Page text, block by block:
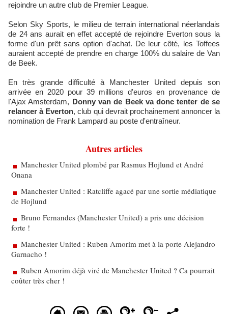
rejoindre un autre club de Premier League.
Selon Sky Sports, le milieu de terrain international néerlandais
de 24 ans aurait en effet accepté de rejoindre Everton sous la
forme d'un prêt sans option d'achat. De leur côté, les Toffees
auraient accepté de prendre en charge 100% du salaire de Van
de Beek.
En très grande difficulté à Manchester United depuis son
arrivée en 2020 pour 39 millions d'euros en provenance de
l'Ajax Amsterdam, Donny van de Beek va donc tenter de se
relancer à Everton, club qui devrait prochainement annoncer la
nomination de Frank Lampard au poste d'entraîneur.
Autres articles
Manchester United plombé par Rasmus Hojlund et André
Onana
Manchester United : Ratcliffe agacé par une sortie médiatique
de Hojlund
Bruno Fernandes (Manchester United) a pris une décision
forte !
Manchester United : Ruben Amorim met à la porte Alejandro
Garnacho !
Ruben Amorim déjà viré de Manchester United ? Ca pourrait
coûter très cher !